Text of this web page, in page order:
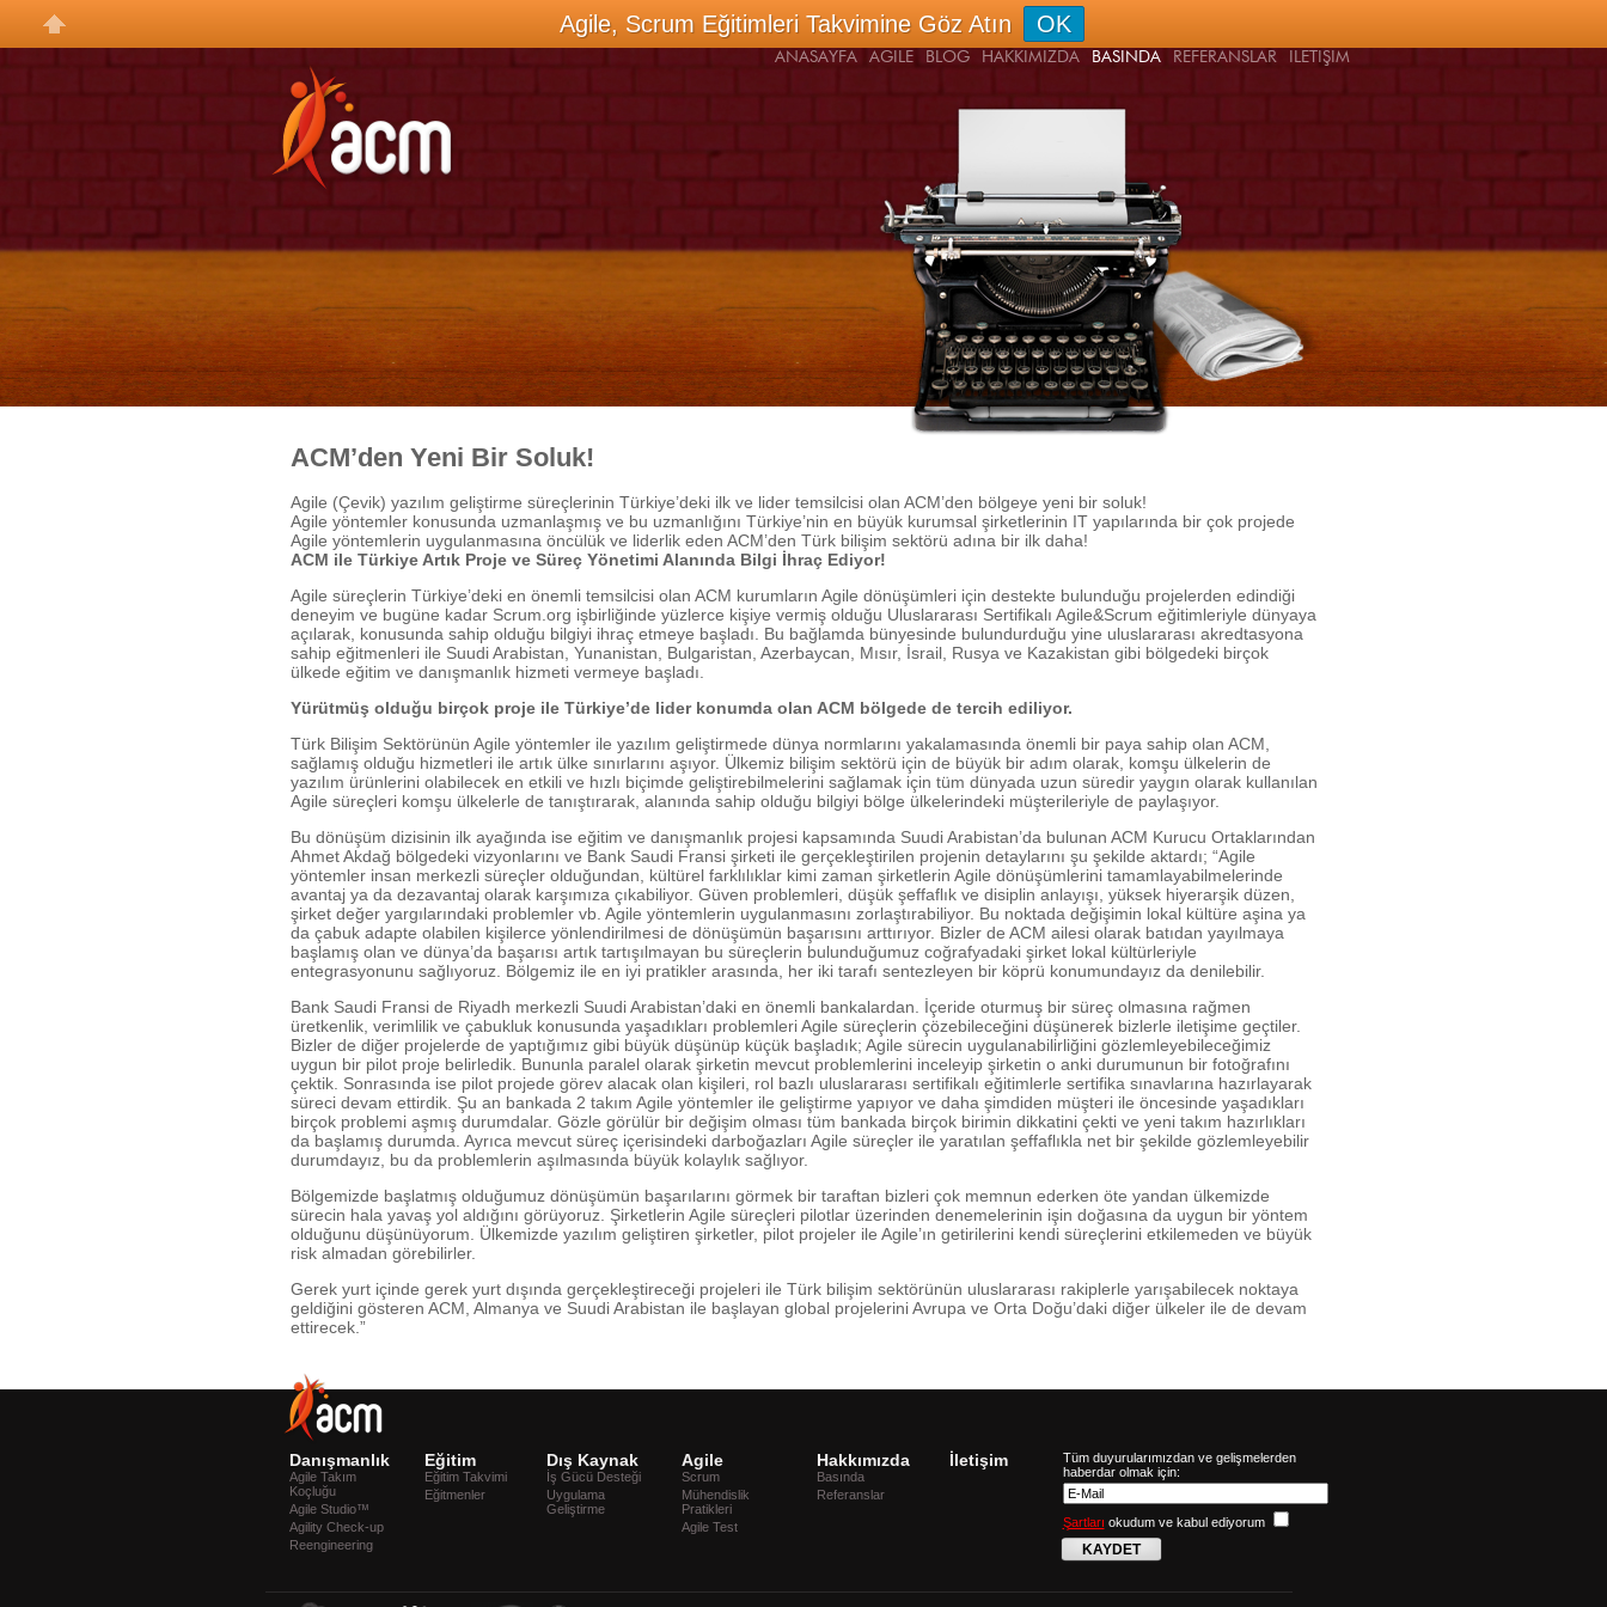
ANASAYFA AGILE BLOG HAKKIMIZDA BASINDA REFERANSLAR İLETİŞİM
ACM’den Yeni Bir Soluk!
Agile (Çevik) yazılım geliştirme süreçlerinin Türkiye’deki ilk ve lider temsilcisi olan ACM’den bölgeye yeni bir soluk!
Agile yöntemler konusunda uzmanlaşmış ve bu uzmanlığını Türkiye’nin en büyük kurumsal şirketlerinin IT yapılarında bir çok projede
Agile yöntemlerin uygulanmasına öncülük ve liderlik eden ACM’den Türk bilişim sektörü adına bir ilk daha!
ACM ile Türkiye Artık Proje ve Süreç Yönetimi Alanında Bilgi İhraç Ediyor!
Agile süreçlerin Türkiye’deki en önemli temsilcisi olan ACM kurumların Agile dönüşümleri için destekte bulunduğu projelerden edindiği
deneyim ve bugüne kadar Scrum.org işbirliğinde yüzlerce kişiye vermiş olduğu Uluslararası Sertifikalı Agile&Scrum eğitimleriyle dünyaya
açılarak, konusunda sahip olduğu bilgiyi ihraç etmeye başladı. Bu bağlamda bünyesinde bulundurduğu yine uluslararası akredtasyona
sahip eğitmenleri ile Suudi Arabistan, Yunanistan, Bulgaristan, Azerbaycan, Mısır, İsrail, Rusya ve Kazakistan gibi bölgedeki birçok
ülkede eğitim ve danışmanlık hizmeti vermeye başladı.
Yürütmüş olduğu birçok proje ile Türkiye’de lider konumda olan ACM bölgede de tercih ediliyor.
Türk Bilişim Sektörünün Agile yöntemler ile yazılım geliştirmede dünya normlarını yakalamasında önemli bir paya sahip olan ACM,
sağlamış olduğu hizmetleri ile artık ülke sınırlarını aşıyor. Ülkemiz bilişim sektörü için de büyük bir adım olarak, komşu ülkelerin de
yazılım ürünlerini olabilecek en etkili ve hızlı biçimde geliştirebilmelerini sağlamak için tüm dünyada uzun süredir yaygın olarak kullanılan
Agile süreçleri komşu ülkelerle de tanıştırarak, alanında sahip olduğu bilgiyi bölge ülkelerindeki müşterileriyle de paylaşıyor.
Bu dönüşüm dizisinin ilk ayağında ise eğitim ve danışmanlık projesi kapsamında Suudi Arabistan’da bulunan ACM Kurucu Ortaklarından
Ahmet Akdağ bölgedeki vizyonlarını ve Bank Saudi Fransi şirketi ile gerçekleştirilen projenin detaylarını şu şekilde aktardı; “Agile
yöntemler insan merkezli süreçler olduğundan, kültürel farklılıklar kimi zaman şirketlerin Agile dönüşümlerini tamamlayabilmelerinde
avantaj ya da dezavantaj olarak karşımıza çıkabiliyor. Güven problemleri, düşük şeffaflık ve disiplin anlayışı, yüksek hiyerarşik düzen,
şirket değer yargılarındaki problemler vb. Agile yöntemlerin uygulanmasını zorlaştırabiliyor. Bu noktada değişimin lokal kültüre aşina ya
da çabuk adapte olabilen kişilerce yönlendirilmesi de dönüşümün başarısını arttırıyor. Bizler de ACM ailesi olarak batıdan yayılmaya
başlamış olan ve dünya’da başarısı artık tartışılmayan bu süreçlerin bulunduğumuz coğrafyadaki şirket lokal kültürleriyle
entegrasyonunu sağlıyoruz. Bölgemiz ile en iyi pratikler arasında, her iki tarafı sentezleyen bir köprü konumundayız da denilebilir.
Bank Saudi Fransi de Riyadh merkezli Suudi Arabistan’daki en önemli bankalardan. İçeride oturmuş bir süreç olmasına rağmen
üretkenlik, verimlilik ve çabukluk konusunda yaşadıkları problemleri Agile süreçlerin çözebileceğini düşünerek bizlerle iletişime geçtiler.
Bizler de diğer projelerde de yaptığımız gibi büyük düşünüp küçük başladık; Agile sürecin uygulanabilirliğini gözlemleyebileceğimiz
uygun bir pilot proje belirledik. Bununla paralel olarak şirketin mevcut problemlerini inceleyip şirketin o anki durumunun bir fotoğrafını
çektik. Sonrasında ise pilot projede görev alacak olan kişileri, rol bazlı uluslararası sertifikalı eğitimlerle sertifika sınavlarına hazırlayarak
süreci devam ettirdik. Şu an bankada 2 takım Agile yöntemler ile geliştirme yapıyor ve daha şimdiden müşteri ile öncesinde yaşadıkları
birçok problemi aşmış durumdalar. Gözle görülür bir değişim olması tüm bankada birçok birimin dikkatini çekti ve yeni takım hazırlıkları
da başlamış durumda. Ayrıca mevcut süreç içerisindeki darboğazları Agile süreçler ile yaratılan şeffaflıkla net bir şekilde gözlemleyebilir
durumdayız, bu da problemlerin aşılmasında büyük kolaylık sağlıyor.
Bölgemizde başlatmış olduğumuz dönüşümün başarılarını görmek bir taraftan bizleri çok memnun ederken öte yandan ülkemizde
sürecin hala yavaş yol aldığını görüyoruz. Şirketlerin Agile süreçleri pilotlar üzerinden denemelerinin işin doğasına da uygun bir yöntem
olduğunu düşünüyorum. Ülkemizde yazılım geliştiren şirketler, pilot projeler ile Agile’ın getirilerini kendi süreçlerini etkilemeden ve büyük
risk almadan görebilirler.
Gerek yurt içinde gerek yurt dışında gerçekleştireceği projeleri ile Türk bilişim sektörünün uluslararası rakiplerle yarışabilecek noktaya
geldiğini gösteren ACM, Almanya ve Suudi Arabistan ile başlayan global projelerini Avrupa ve Orta Doğu’daki diğer ülkeler ile de devam
ettirecek.”
Danışmanlık
Agile Takım
Koçluğu
Agile Studio™
Agility Check-up
Reengineering
Eğitim
Eğitim Takvimi
Eğitmenler
Dış Kaynak
İş Gücü Desteği
Uygulama
Geliştirme
Agile
Scrum
Mühendislik
Pratikleri
Agile Test
Hakkımızda
Basında
Referanslar
İletişim
Tüm duyurularımızdan ve gelişmelerden
haberdar olmak için:
Şartları okudum ve kabul ediyorum
KAYDET
Agile, Scrum Eğitimleri Takvimine Göz Atın OK